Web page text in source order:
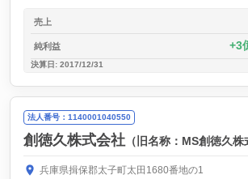
売上
純利益 3
決算日: 2017/12/31
法人番号：1140001040550
創徳久株式会社 （旧名称：MS創徳久株
兵庫県揖保郡太子町太田1680番地の1